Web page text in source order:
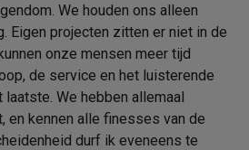
We houden ons alleen
Eigen projecten zitten er niet in de
onze mensen meer tijd
de service en het luisterende
laatste. We hebben allemaal
en kennen alle finesses van de
durf ik eveneens te